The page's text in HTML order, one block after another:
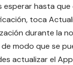
esperar hasta
toca
durante la
modo que se
actualizar el